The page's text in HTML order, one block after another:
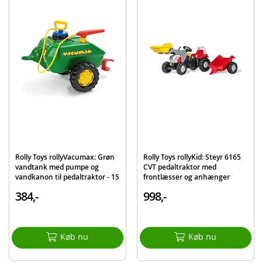
RollyKipper John Deere tipanhænger
Detaljer:
Mål: 56 x 34 x 46,5 cm
Alder: Fra 2,5 år
Mærke RollyToys
Rolly Toys rollyVacumax: Grøn
vandtank med pumpe og
vandkanon til pedaltraktor - 15
384,-
Køb nu
Rolly Toys rollyKid: Steyr 6165
CVT pedaltraktor med
frontlæsser og anhænger
998,-
Køb nu